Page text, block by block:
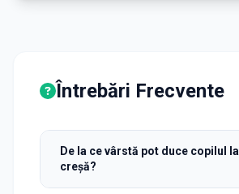
Întrebări Frecvente
De la ce vârstă pot duce copilul la
creșă?